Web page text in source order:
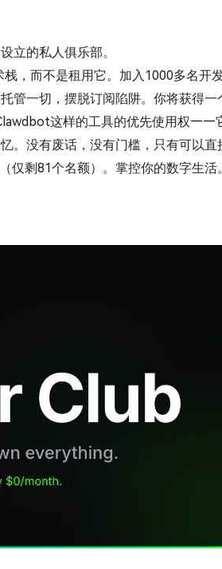
立的私人俱乐部。
，而不是租用它。加入1000多名开发
管一切，摆脱订阅陷阱。你将获得一
这样的工具的优先使用权——
。没有废话，没有门槛，只有可以直
剩81个名额）。掌控你的数字生活。